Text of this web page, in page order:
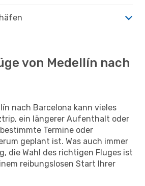
von Medellín nach
nach Barcelona kann vieles
ein längerer Aufenthalt oder
Termine oder
geplant ist. Was auch immer
die Wahl des richtigen Fluges ist
reibungslosen Start Ihrer